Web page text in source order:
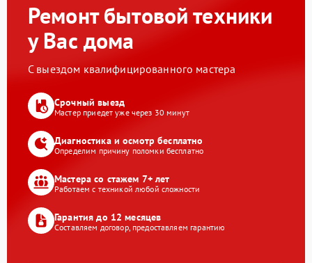
Ремонт бытовой техники
у Вас дома
С выездом квалифицированного мастера
Срочный выезд
Мастер приедет уже через 30 минут
Диагностика и осмотр бесплатно
Определим причину поломки бесплатно
Мастера со стажем 7+ лет
Работаем с техникой любой сложности
Гарантия до 12 месяцев
Составляем договор, предоставляем гарантию